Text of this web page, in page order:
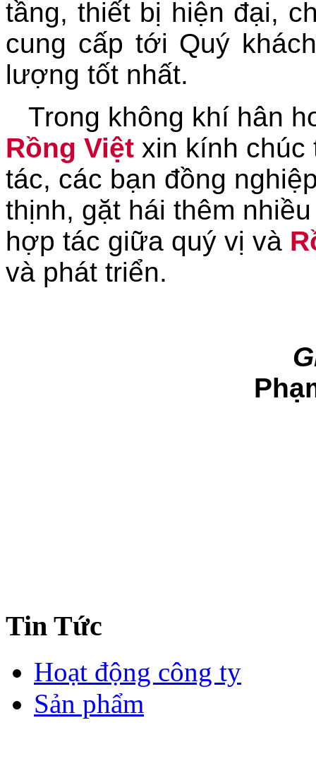
tầng, thiết bị hiện đại,
cung cấp tới Quý
lượng tốt nhất.
Trong không khí hân
Rồng Việt xin kính chúc
tác, các bạn đồng
thịnh, gặt hái thêm
hợp tác giữa quý vị và
và phát triển.
Tin Tức
Hoạt động công ty
Sản phẩm